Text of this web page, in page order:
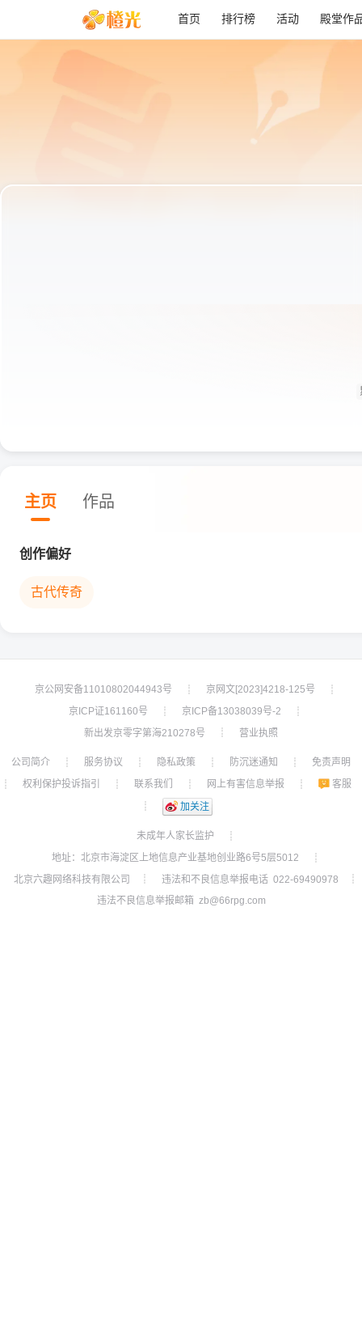
首页 排行榜 活动 殿堂作
主页 作品
创作偏好
古代传奇
京公网安备11010802044943号 ┊ 京网文[2023]4218-125号
┊
京ICP证161160号
┊ 京ICP备13038039号-2
┊
新出发京零字第海210278号
┊ 营业执照
公司简介 ┊ 服务协议 ┊ 隐私政策 ┊ 防沉迷通知 ┊
免责声明
┊
权利保护投诉指引 ┊ 联系我们 ┊ 网上有害信息举报 ┊
客服
┊
加关注
未成年人家长监护
┊
地址：北京市海淀区上地信息产业基地创业路6号5层5012
┊
北京六趣网络科技有限公司
┊ 违法和不良信息举报电话 022-69490978
┊
违法不良信息举报邮箱 zb@66rpg.com